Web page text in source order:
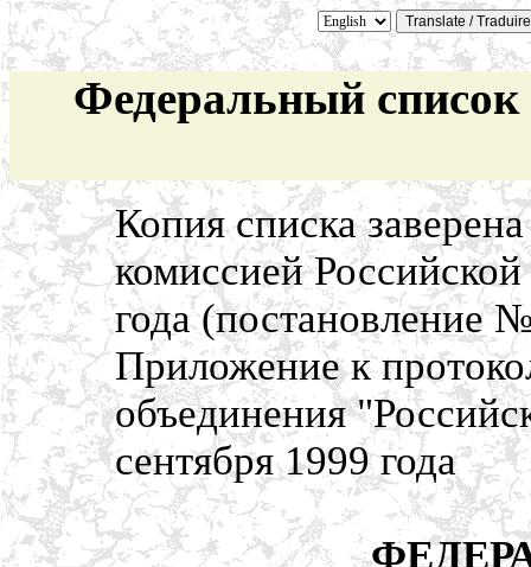
Федеральный список
Копия списка
комиссией
года (постановление
Приложение к
объединения
сентября 1999 года